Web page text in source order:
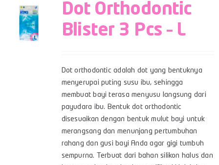
Dot Orthodontic
Blister 3 Pcs – L
Dot orthodontic adalah dot yang bentuknya
menyerupai puting susu ibu, sehingga
membuat bayi terasa menyusu langsung dari
payudara ibu. Bentuk dot orthodontic
disesuaikan dengan bentuk mulut bayi untuk
merangsang dan menunjang pertumbuhan
rahang dan gusi bayi Anda agar gigi tumbuh
sempurna. Terbuat dari bahan silikon halus dan